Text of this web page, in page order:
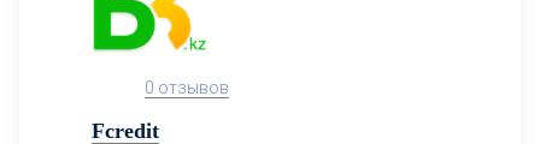
0 отзывов
Fcredit